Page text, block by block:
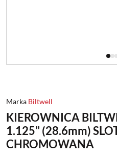
Marka Biltwell
KIEROWNICA
1.125" (28.6mm)
CHROMOWANA